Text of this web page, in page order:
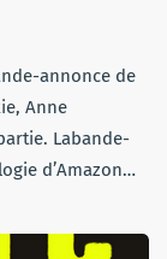
annonce de
Anne
Labande-
d’Amazon…